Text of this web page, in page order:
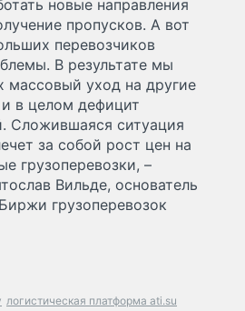
новые направления
пропусков. А вот
перевозчиков
В результате мы
массовый уход на другие
и в целом дефицит
Сложившаяся ситуация
за собой рост цен на
грузоперевозки, –
Вильде, основатель
грузоперевозок
логистическая платформа ati.su